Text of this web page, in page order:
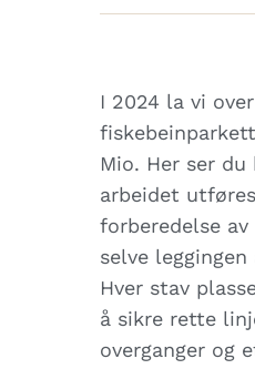
I 2024 la vi
Mio. Her ser du
arbeidet
forberedelse
selve
Hver stav
å sikre rette
overganger og